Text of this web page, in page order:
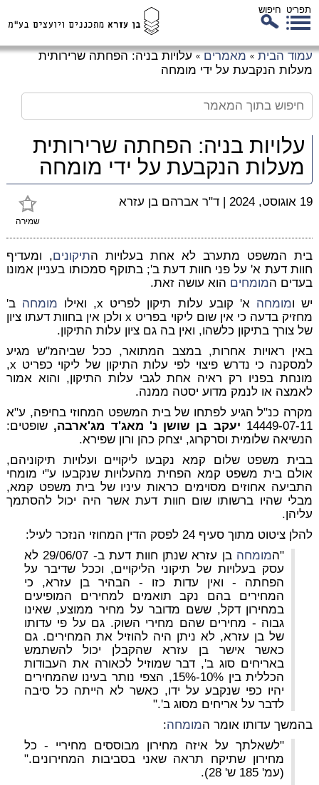
תפריט חיפוש
עמוד הבית » מאמרים » עלויות בניה: הפחתה שרירותית
מעלות הנקבעת על ידי מומחה
עלויות בניה: הפחתה שרירותית
מעלות הנקבעת על ידי מומחה
שמירה
19 אוגוסט, 2024 | ד"ר אברהם בן עזרא
בית המשפט מתערב לא אחת בעלויות התיקונים, ומעדיף
חוות דעת א' על פני חוות דעת ב'; בתוקף סמכותו בעניין אמונו
בעדים המומחים הוא עושה זאת.
יש ומומחה א' קובע עלות תיקון לפריט x, ואילו מומחה ב'
מחזיק בדעה כי אין שום ליקוי בפריט x ולכן אין בחוות דעתו ציון
של צורך בתיקון כלשהו, ואין בה גם ציון עלות התיקון.
באין ראויות אחרות, במצב המתואר, ככל שביהמ"ש מגיע
למסקנה כי נדרש פיצוי לפי עלות התיקון של ליקוי כפריט x,
מונחת בפניו רק ראיה אחת לגבי עלות התיקון, והוא אמור
לאמצה או לנמק מדוע יסטה ממנה.
מקרה כנ"ל הגיע לפתחו של בית המשפט המחוזי בחיפה, ע"א
14449-07-11 יעקב בן שושן נ' מאג'ד מג'ארבה, שופטים:
הנשיאה שלומית וסרקרוג, יצחק כהן ורון שפירא.
בבית משפט שלום קמא נקבעו ליקויים ועלויות תיקוניהם,
אולם בית משפט קמא הפחית מהעלויות שנקבעו ע"י מומחי
התביעה אחוזים מסוימים כראות עיניו של בית משפט קמא,
מבלי שהיו ברשותו שום חוות דעת אשר היה יכול להסתמך
עליהן.
להלן ציטוט מתוך סעיף 24 לפסק הדין המחוזי הנזכר לעיל:
"המומחה
בן עזרא שנתן חוות דעת ב- 29/06/07 לא
עסק בעלויות של תיקוני הליקויים, וככל שדיבר על
הפחתה - ואין עדות כזו - הבהיר בן עזרא, כי
המחירים בהם נקב תואמים למחירים המופיעים
במחירון דקל, ששם מדובר על מחיר ממוצע, שאינו
גבוה - מחירים שהם מחירי השוק. גם על פי עדותו
של בן עזרא, לא ניתן היה להוזיל את המחירים. גם
כאשר אישר בן עזרא שהקבלן יכול להשתמש
באריחים סוג ב', דבר שמוזיל לכאורה את העבודות
הכללית בין 10%-15%, הצפי נותר בעינו שהמחירים
יהיו כפי שנקבע על ידו, כאשר לא הייתה כל סיבה
לדבר על אריחים מסוג ב'."
בהמשך עדותו אומר המומחה:
"לשאלתך על איזה מחירון מבוססים מחיריי - כל
מחירון שתיקח תראה שאני בסביבות המחירונים."
(עמ' 185 ש' 28).